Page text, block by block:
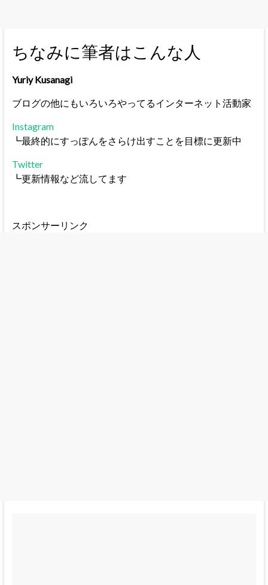
ちなみに筆者はこんな人
Yuriy Kusanagi
ブログの他にもいろいろやってるインターネット活動家
Instagram
┗最終的にすっぽんをさらけ出すことを目標に更新中
Twitter
┗更新情報など流してます
スポンサーリンク